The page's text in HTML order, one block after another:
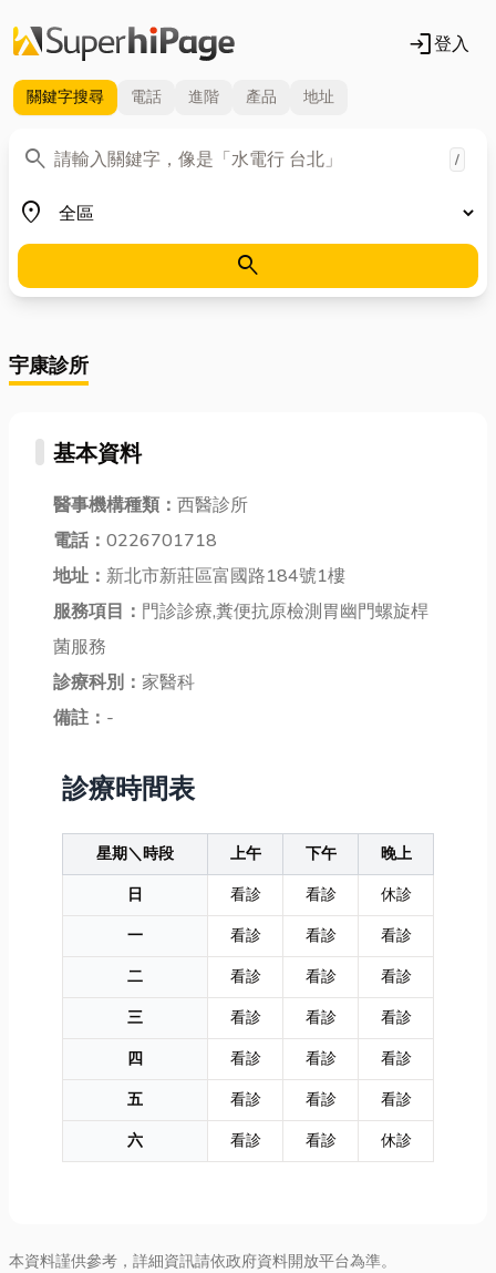
login登入
關鍵字搜尋 電話 進階 產品 地址
search
關鍵字 /
place
地區
search
宇康診所
基本資料
醫事機構種類： 西醫診所
電話： 0226701718
地址： 新北市新莊區富國路184號1樓
服務項目： 門診診療,糞便抗原檢測胃幽門螺旋桿
菌服務
診療科別： 家醫科
備註： -
診療時間表
星期＼時段 上午 下午
晚上
日
看診 看診
休診
一
看診 看診
看診
二
看診 看診
看診
三
看診 看診
看診
四
看診 看診
看診
五
看診 看診
看診
六
看診 看診 休診
本資料謹供參考，詳細資訊請依政府資料開放平台為準。